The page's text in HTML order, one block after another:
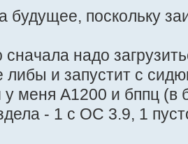
поскольку
надо
и запустит с
меня А1200 и бппц (в
- 1 с ОС 3.9, 1